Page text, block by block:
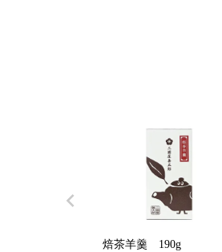
焙茶羊羹 190g